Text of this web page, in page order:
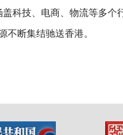
科技、电商、物流等多个
断集结驰送香港。